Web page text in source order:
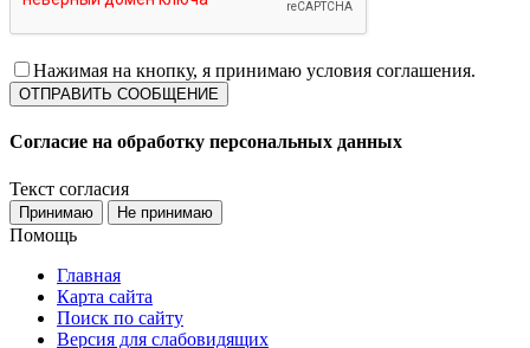
Нажимая на кнопку, я принимаю условия соглашения.
Согласие на обработку персональных данных
Текст согласия
Принимаю Не принимаю
Помощь
Главная
Карта сайта
Поиск по сайту
Версия для слабовидящих